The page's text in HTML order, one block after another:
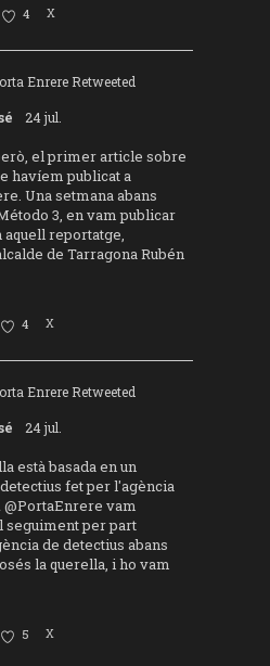
4 X
Enrere Retweeted
24 jul.
el primer article sobre
havíem publicat a
. Una setmana abans
3, en vam publicar
aquell reportatge,
de Tarragona Rubén
4 X
Enrere Retweeted
24 jul.
està basada en un
fet per l'agència
@PortaEnrere vam
seguiment per part
de detectius abans
la querella, i ho vam
5 X